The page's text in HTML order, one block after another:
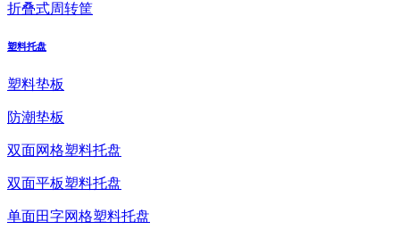
折叠式周转筐
塑料托盘
塑料垫板
防潮垫板
双面网格塑料托盘
双面平板塑料托盘
单面田字网格塑料托盘